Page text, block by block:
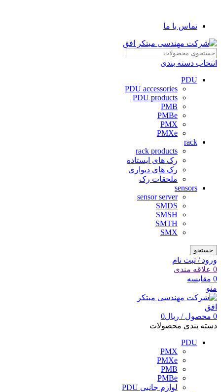
تماس با ما
انتخاب دسته بندی
PDU
PDU accessories
PDU products
PMB
PMBe
PMX
PMXe
rack
rack products
رک های ایستاده
رک های دیواری
ملحقات رک
sensors
sensor server
SMDS
SMSH
SMTH
SMX
جستجو
ورود / ثبت نام
0 علاقه مندی
0 مقایسه
منو
0 محصول / ریال0
دسته بندی محصولات
PDU
PMX
PMXe
PMB
PMBe
لوازم جانبی PDU